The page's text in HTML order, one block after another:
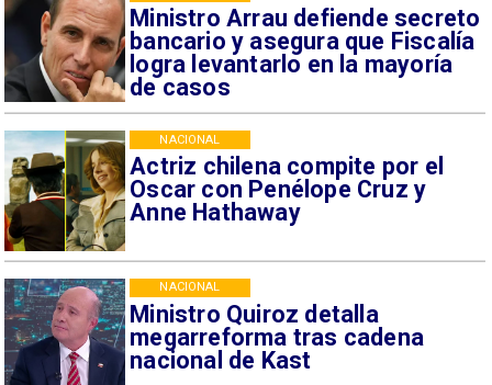
Ministro Arrau defiende secreto
bancario y asegura que Fiscalía
logra levantarlo en la mayoría
de casos
Actriz chilena compite por el
Oscar con Penélope Cruz y
Anne Hathaway
NACIONAL
Ministro Quiroz detalla
megarreforma tras cadena
nacional de Kast
NACIONAL